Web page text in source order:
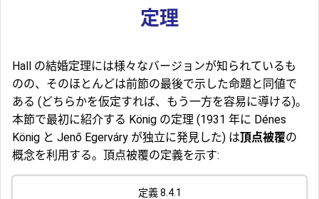
定理
Hall の結婚定理には様々なバージョンが知られているも
のの、そのほとんどは前節の最後で示した命題と同値で
ある (どちらかを仮定すれば、もう一方を容易に導ける)。
本節で最初に紹介する König の定理 (1931 年に Dénes
König と Jenő Egerváry が独立に発見した) は頂点被覆の
概念を利用する。頂点被覆の定義を示す:
定義 8.4.1